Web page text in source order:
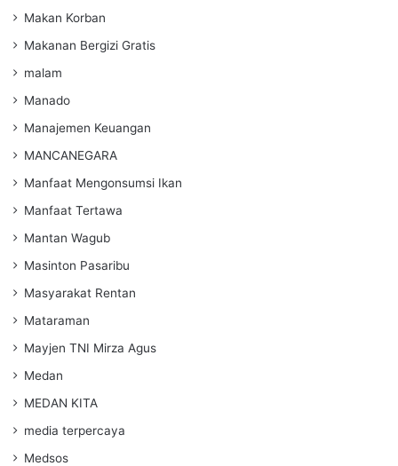
Makan Korban
Makanan Bergizi Gratis
malam
Manado
Manajemen Keuangan
MANCANEGARA
Manfaat Mengonsumsi Ikan
Manfaat Tertawa
Mantan Wagub
Masinton Pasaribu
Masyarakat Rentan
Mataraman
Mayjen TNI Mirza Agus
Medan
MEDAN KITA
media terpercaya
Medsos